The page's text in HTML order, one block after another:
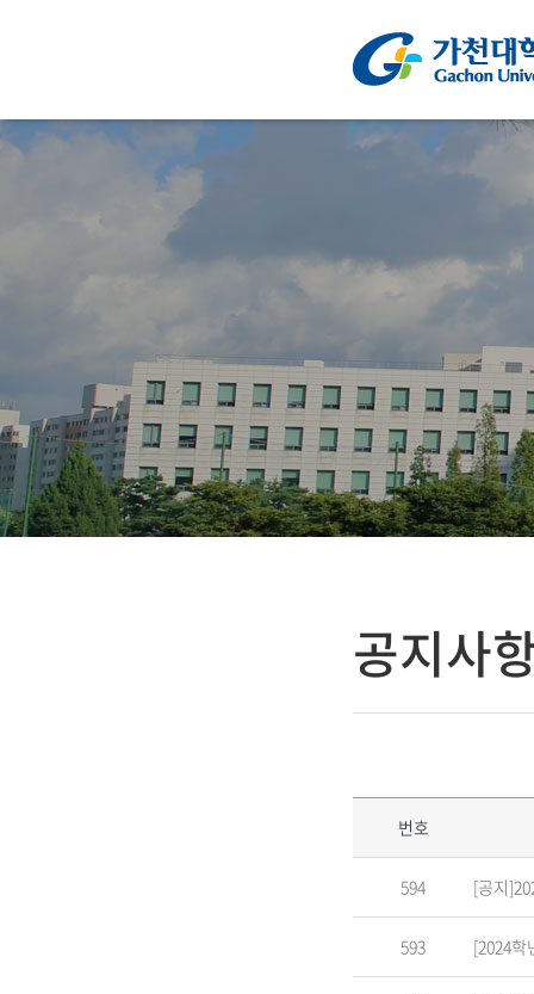
공지사
번호
594 [공지
593 [2024학